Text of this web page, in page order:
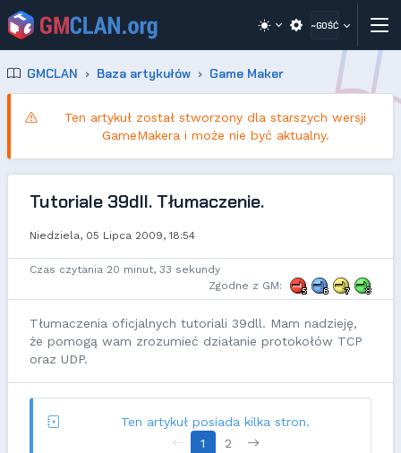
~GOŚĆ
GMCLAN Baza artykułów Game Maker
Ten artykuł został stworzony dla starszych wersji
GameMakera i może nie być aktualny.
Tutoriale 39dll. Tłumaczenie.
Niedziela, 05 Lipca 2009, 18:54
Czas czytania 20 minut, 33 sekundy
Zgodne z GM:
Tłumaczenia oficjalnych tutoriali 39dll. Mam nadzieję,
że pomogą wam zrozumieć działanie protokołów TCP
oraz UDP.
Ten artykuł posiada kilka stron.
1
2